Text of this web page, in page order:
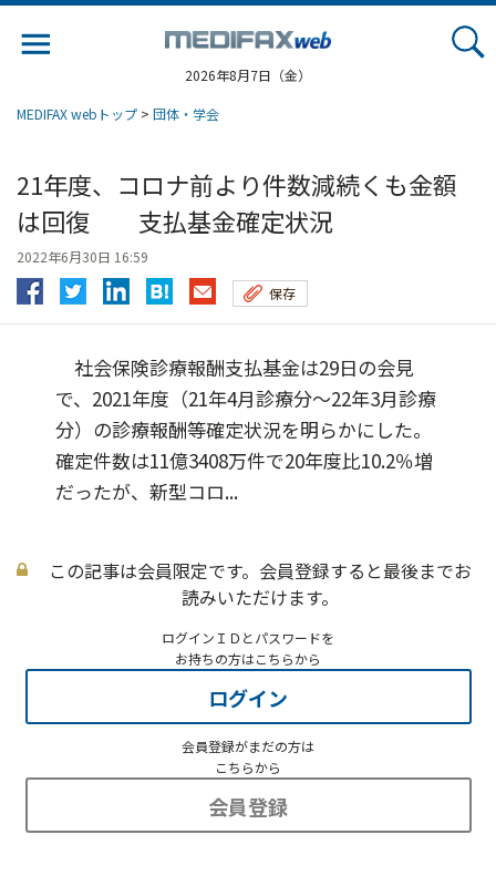
2026年8月7日（金）
MEDIFAX webトップ > 団体・学会
21年度、コロナ前より件数減続くも金額
は回復 支払基金確定状況
2022年6月30日 16:59
保存
社会保険診療報酬支払基金は29日の会見
で、2021年度（21年4月診療分～22年3月診療
分）の診療報酬等確定状況を明らかにした。
確定件数は11億3408万件で20年度比10.2％増
だったが、新型コロ...
この記事は会員限定です。会員登録すると最後までお
読みいただけます。
ログインＩＤとパスワードを
お持ちの方はこちらから
ログイン
会員登録がまだの方は
こちらから
会員登録